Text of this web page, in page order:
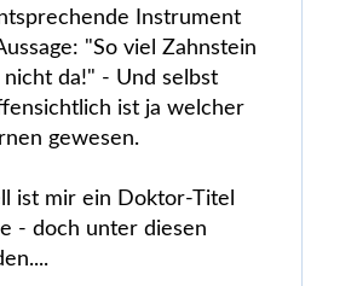
Instrument
"So viel Zahnstein
nicht da!" - Und selbst
ist ja welcher
gewesen.
ist mir ein Doktor-Titel
- doch unter diesen